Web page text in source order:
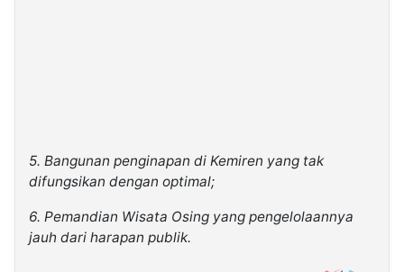
5. Bangunan penginapan di Kemiren yang tak
difungsikan dengan optimal;
6. Pemandian Wisata Osing yang pengelolaannya
jauh dari harapan publik.